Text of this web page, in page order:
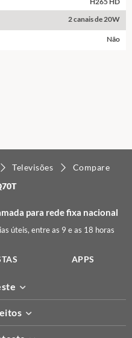
2 canais de 20W
Não
Televisões
Compare
para rede fixa nacional
úteis, entre as 9 e as 18 horas
APPS